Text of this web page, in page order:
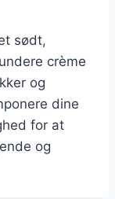
sødt,
crème
og
dine
for at
og